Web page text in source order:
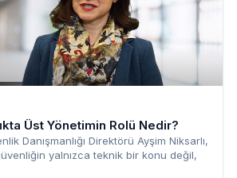
Üst Yönetimin Rolü Nedir?
Danışmanlığı Direktörü Ayşim Niksarlı,
yalnızca teknik bir konu değil,